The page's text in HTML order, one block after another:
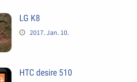
LG K8
2017. Jan. 10.
HTC desire 510